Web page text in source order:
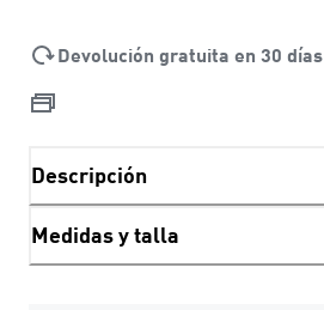
Devolución gratuita en 30 días
Descripción
Medidas y talla